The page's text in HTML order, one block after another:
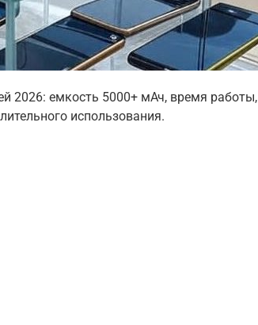
2026: емкость 5000+ мАч, время работы,
использования.